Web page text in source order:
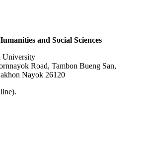
and Social Sciences
University
Road, Tambon Bueng San,
Nayok 26120